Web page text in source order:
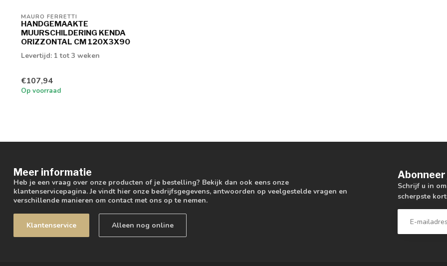
MAURO FERRETTI
HANDGEMAAKTE
MUURSCHILDERING KENDA
ORIZZONTAL CM 120X3X90
Levertijd: 1 tot 3 weken
€107,94
Op voorraad
Meer informatie
Heb je een vraag over onze producten of je bestelling? Bekijk dan ook eens onze
klantenservicepagina. Je vindt hier onze bedrijfsgegevens, antwoorden op veelgestelde vragen en
verschillende manieren om contact met ons op te nemen.
Klantenservice Alleen nog online
Schrijf u in
scherpste